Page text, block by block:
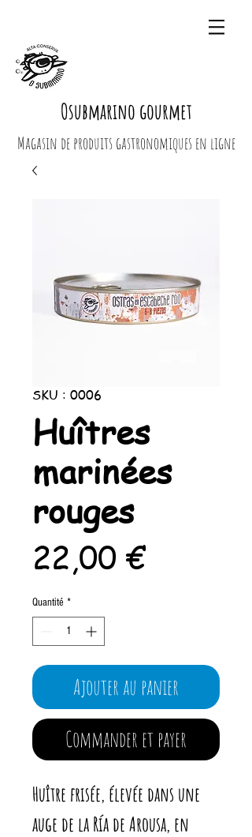
Osubmarino gourmet
Magasin de produits gastronomiques en ligne
SKU : 0006
Huîtres
marinées
rouges
22,00 €Prix
Quantité *
Ajouter au panier
Commander et payer
Huître frisée, élevée dans une
auge de la Ría de Arousa, en